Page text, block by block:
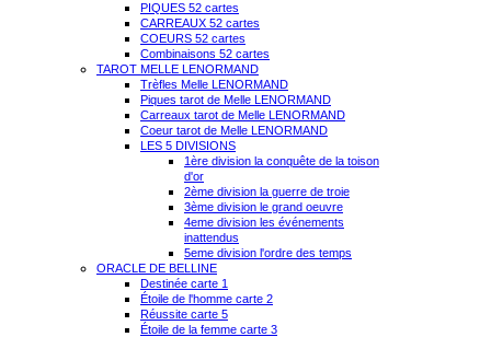
PIQUES 52 cartes
CARREAUX 52 cartes
COEURS 52 cartes
Combinaisons 52 cartes
TAROT MELLE LENORMAND
Trèfles Melle LENORMAND
Piques tarot de Melle LENORMAND
Carreaux tarot de Melle LENORMAND
Coeur tarot de Melle LENORMAND
LES 5 DIVISIONS
1ère division la conquête de la toison
d'or
2ème division la guerre de troie
3ème division le grand oeuvre
4eme division les événements
inattendus
5eme division l'ordre des temps
ORACLE DE BELLINE
Destinée carte 1
Étoile de l'homme carte 2
Réussite carte 5
Étoile de la femme carte 3